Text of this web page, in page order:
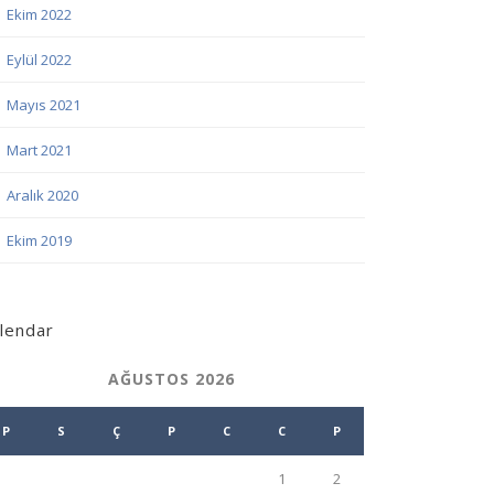
Ekim 2022
Eylül 2022
Mayıs 2021
Mart 2021
Aralık 2020
Ekim 2019
AĞUSTOS 2026
P S Ç P C C P
1 2